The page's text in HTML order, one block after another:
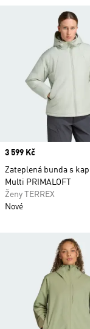
Price
3 599 Kč
Zateplená bunda s
Multi PRIMALOFT
Ženy TERREX
Nové